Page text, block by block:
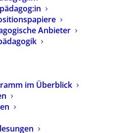
Anbieter
im Überblick
2024
November 2024, findet
Uhr ein Online-Treffen der
Baden-
eingeladen. Bei